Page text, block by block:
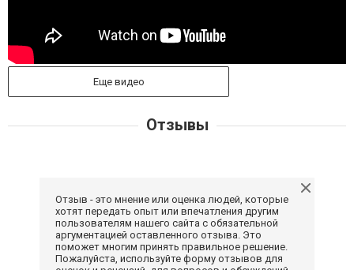
Еще видео
Отзывы
Отзыв - это мнение или оценка людей, которые
хотят передать опыт или впечатления другим
пользователям нашего сайта с обязательной
аргументацией оставленного отзыва. Это
поможет многим принять правильное решение.
Пожалуйста, используйте форму отзывов для